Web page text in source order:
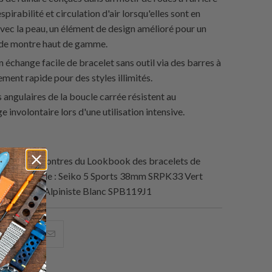
et circulation d'air lorsqu'elles sont en
la peau, un élément de design amélioré pour un
montre haut de gamme.
échange facile de bracelet sans outil via des barres à
rapide pour des styles illimités.
angulaires de la boucle carrée résistent au
involontaire lors d'une utilisation intensive.
de montres du Lookbook des bracelets de
Strapcode : Seiko 5 Sports 38mm SRPK33 Vert
Prospex Alpiniste Blanc SPB119J1
Partagez
ceci
sur